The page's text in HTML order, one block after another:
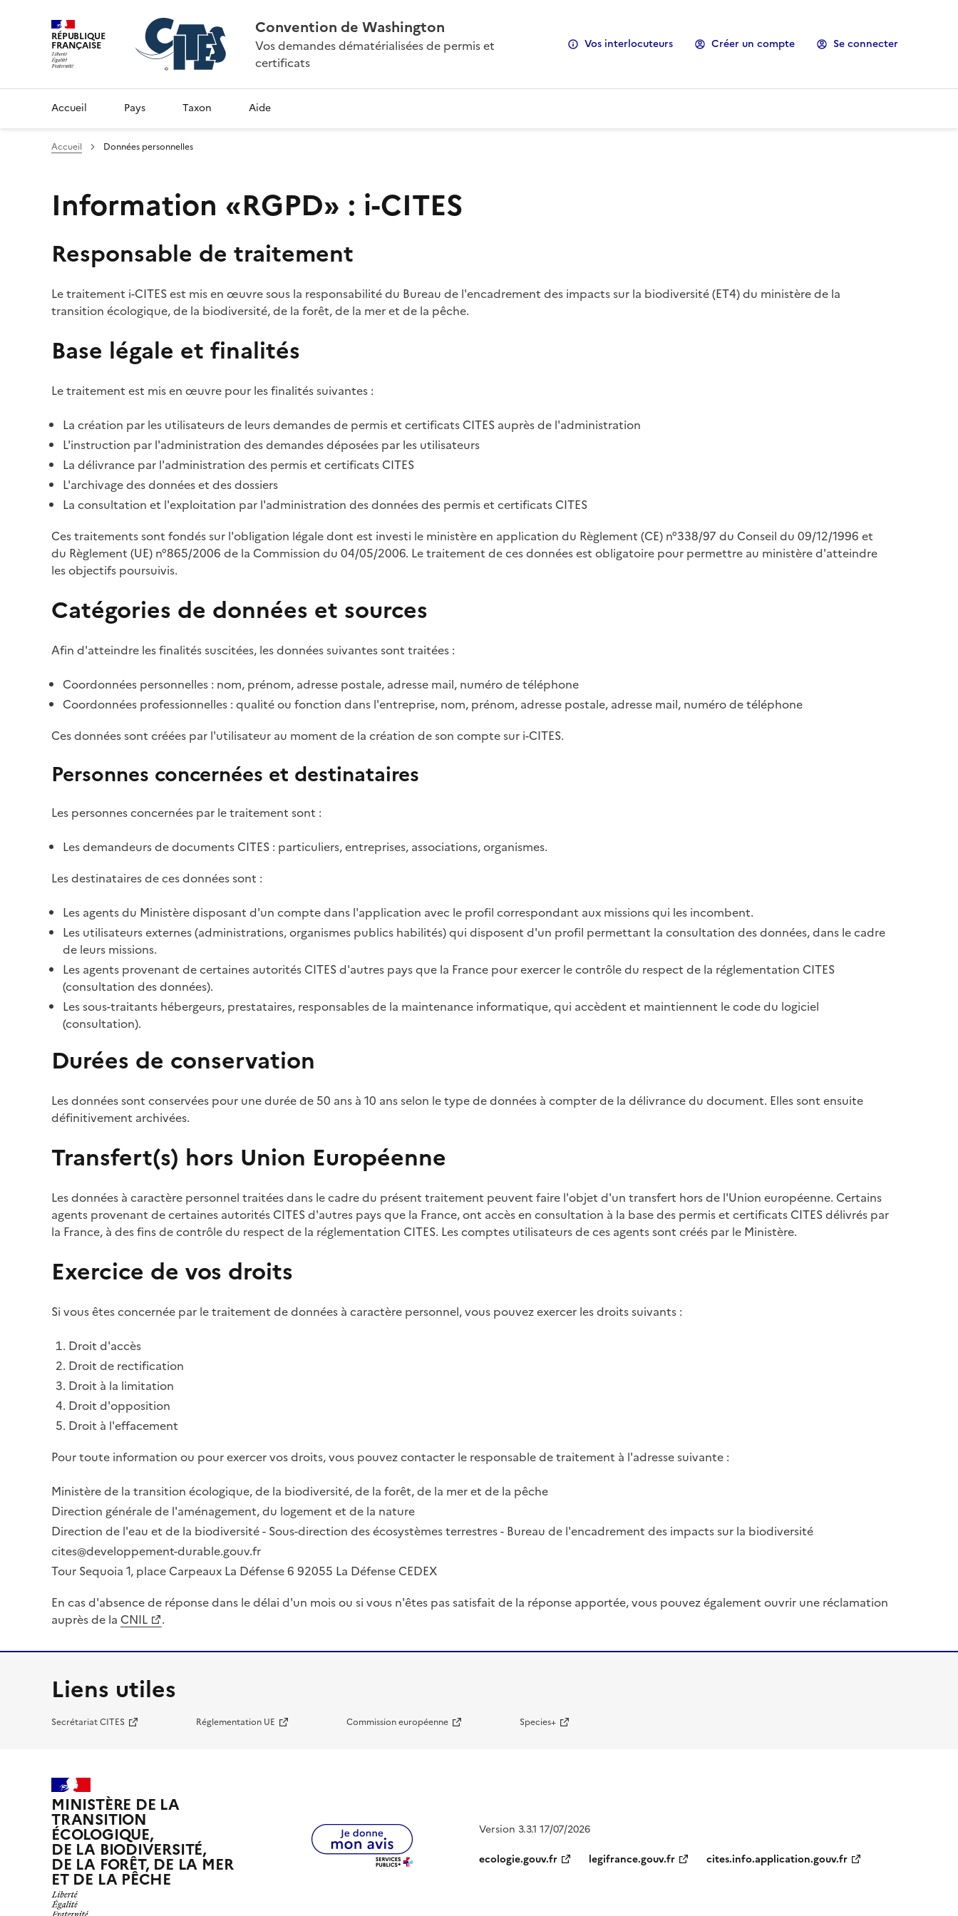
RÉPUBLIQUE
FRANÇAISE
Convention de Washington
Vos demandes dématérialisées de permis et
certificats
Vos interlocuteurs Créer un compte Se connecter
Accueil Pays Taxon Aide
Accueil Données personnelles
Information «RGPD» : i-CITES
Responsable de traitement
Le traitement i-CITES est mis en œuvre sous la responsabilité du Bureau de l'encadrement des impacts sur la biodiversité (ET4) du ministère de la
transition écologique, de la biodiversité, de la forêt, de la mer et de la pêche.
Base légale et finalités
Le traitement est mis en œuvre pour les finalités suivantes :
La création par les utilisateurs de leurs demandes de permis et certificats CITES auprès de l'administration
L'instruction par l'administration des demandes déposées par les utilisateurs
La délivrance par l'administration des permis et certificats CITES
L'archivage des données et des dossiers
La consultation et l'exploitation par l'administration des données des permis et certificats CITES
Ces traitements sont fondés sur l'obligation légale dont est investi le ministère en application du Règlement (CE) n°338/97 du Conseil du 09/12/1996 et
du Règlement (UE) n°865/2006 de la Commission du 04/05/2006. Le traitement de ces données est obligatoire pour permettre au ministère d'atteindre
les objectifs poursuivis.
Catégories de données et sources
Afin d'atteindre les finalités suscitées, les données suivantes sont traitées :
Coordonnées personnelles : nom, prénom, adresse postale, adresse mail, numéro de téléphone
Coordonnées professionnelles : qualité ou fonction dans l'entreprise, nom, prénom, adresse postale, adresse mail, numéro de téléphone
Ces données sont créées par l'utilisateur au moment de la création de son compte sur i-CITES.
Personnes concernées et destinataires
Les personnes concernées par le traitement sont :
Les demandeurs de documents CITES : particuliers, entreprises, associations, organismes.
Les destinataires de ces données sont :
Les agents du Ministère disposant d'un compte dans l'application avec le profil correspondant aux missions qui les incombent.
Les utilisateurs externes (administrations, organismes publics habilités) qui disposent d'un profil permettant la consultation des données, dans le cadre
de leurs missions.
Les agents provenant de certaines autorités CITES d'autres pays que la France pour exercer le contrôle du respect de la réglementation CITES
(consultation des données).
Les sous-traitants hébergeurs, prestataires, responsables de la maintenance informatique, qui accèdent et maintiennent le code du logiciel
(consultation).
Durées de conservation
Les données sont conservées pour une durée de 50 ans à 10 ans selon le type de données à compter de la délivrance du document. Elles sont ensuite
définitivement archivées.
Transfert(s) hors Union Européenne
Les données à caractère personnel traitées dans le cadre du présent traitement peuvent faire l'objet d'un transfert hors de l'Union européenne. Certains
agents provenant de certaines autorités CITES d'autres pays que la France, ont accès en consultation à la base des permis et certificats CITES délivrés par
la France, à des fins de contrôle du respect de la réglementation CITES. Les comptes utilisateurs de ces agents sont créés par le Ministère.
Exercice de vos droits
Si vous êtes concernée par le traitement de données à caractère personnel, vous pouvez exercer les droits suivants :
Droit d'accès
Droit de rectification
Droit à la limitation
Droit d'opposition
Droit à l'effacement
Pour toute information ou pour exercer vos droits, vous pouvez contacter le responsable de traitement à l'adresse suivante :
Ministère de la transition écologique, de la biodiversité, de la forêt, de la mer et de la pêche
Direction générale de l'aménagement, du logement et de la nature
Direction de l'eau et de la biodiversité - Sous-direction des écosystèmes terrestres - Bureau de l'encadrement des impacts sur la biodiversité
cites@developpement-durable.gouv.fr
Tour Sequoia 1, place Carpeaux La Défense 6 92055 La Défense CEDEX
En cas d'absence de réponse dans le délai d'un mois ou si vous n'êtes pas satisfait de la réponse apportée, vous pouvez également ouvrir une réclamation
auprès de la CNIL .
Liens utiles
Secrétariat CITES Réglementation UE Commission européenne Species+
MINISTÈRE DE LA
TRANSITION
ÉCOLOGIQUE,
DE LA BIODIVERSITÉ,
DE LA FORÊT, DE LA MER
ET DE LA PÊCHE
Version 3.3.1 17/07/2026
ecologie.gouv.fr
legifrance.gouv.fr cites.info.application.gouv.fr